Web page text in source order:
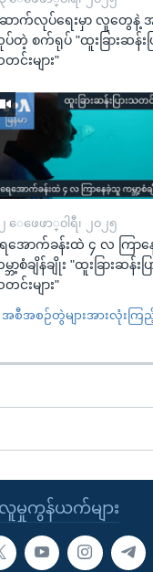
ာက်လုပ်ရေးမှာ လူတွေနဲ့
တဲ့ စက်ရုပ် "ထူးခြားဆန်းပြ
င်းများ"
ေဖေဖာ္၀ါရီ၊ ၂၀၂၅
အောက်ခန်းထဲ ၄ လ ကြာ
ဘာ့စံချိန်ချိုး "ထူးခြားဆန်းပြ
င်းများ"
အစီအစဉ်တွဲများအားလုံးကြ
မှုကွန်ယက်များ